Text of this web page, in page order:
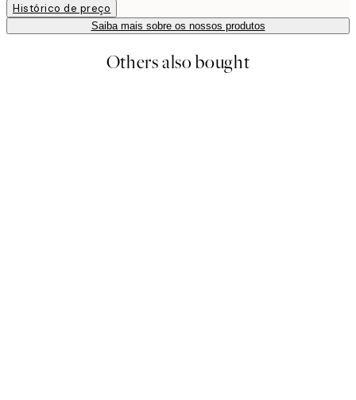
Histórico de preço
Saiba mais sobre os nossos produtos
Others also bought